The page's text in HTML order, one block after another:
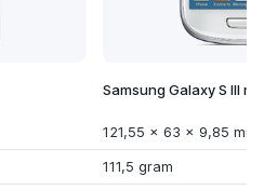
Samsung Galaxy S III
121,55 x 63 x 9,85 mm
111,5 gram